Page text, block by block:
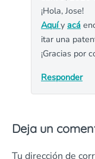
¡Hola, Jose!
Aquíy acá
itar una
¡Gracias por
Responder
Deja un
Tu dirección de